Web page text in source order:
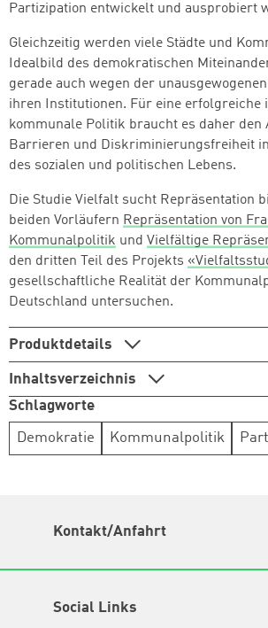
Partizipation entwickelt und ausprobiert
Gleichzeitig werden viele Städte und
Idealbild des demokratischen
gerade auch wegen der
ihren Institutionen. Für eine erfolgreiche
kommunale Politik braucht es daher den
Barrieren und Diskriminierungsfreiheit
des sozialen und politischen Lebens.
Die Studie Vielfalt sucht Repräsentation
beiden Vorläufern Repräsentation von
Kommunalpolitik und Vielfältige
den dritten Teil des Projekts
gesellschaftliche Realität der
Deutschland untersuchen.
Produktdetails
Inhaltsverzeichnis
Schlagworte
Demokratie Kommunalpolitik
Kontakt/Anfahrt
in der Heinrich-Böll-Stiftung e.V.
Social Links